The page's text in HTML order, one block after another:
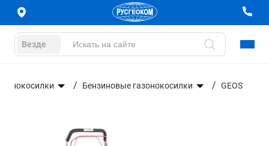
Везде
Бензиновые газонокосилки GEOS